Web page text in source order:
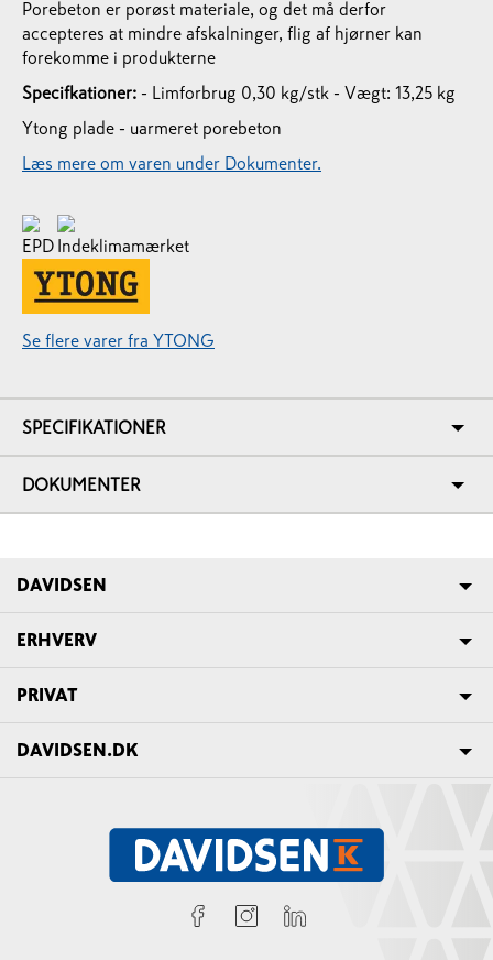
Porebeton er porøst materiale, og det må derfor
accepteres at mindre afskalninger, flig af hjørner kan
forekomme i produkterne
Specifkationer: - Limforbrug 0,30 kg/stk - Vægt: 13,25 kg
Ytong plade - uarmeret porebeton
Læs mere om varen under Dokumenter.
Se flere varer fra YTONG
SPECIFIKATIONER
DOKUMENTER
DAVIDSEN
ERHVERV
PRIVAT
DAVIDSEN.DK